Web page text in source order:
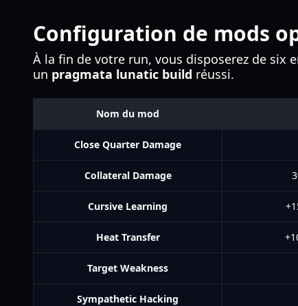
Configuration de mods
À la fin de votre run, vous disposerez de six
un pragmata lunatic build réussi.
Nom du mod
Close Quarter Damage
Collateral Damage
Cursive Learning
Heat Transfer
Target Weakness
Sympathetic Hacking